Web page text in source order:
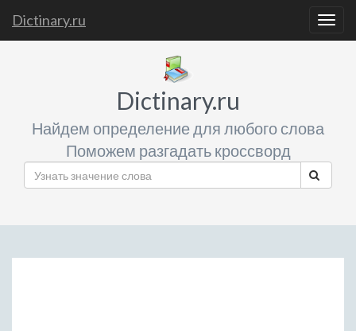
Dictinary.ru
Dictinary.ru
Найдем определение для любого слова
Поможем разгадать кроссворд